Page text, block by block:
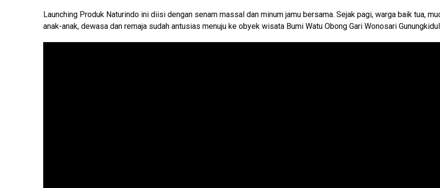
Launching Produk Naturindo ini diisi dengan senam massal dan minum jamu bersama. Sejak pagi, warga baik tua,
anak-anak, dewasa dan remaja sudah antusias menuju ke obyek wisata Bumi Watu Obong Gari Wonosari